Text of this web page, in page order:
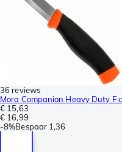
36 reviews
Mora Companion Heavy Duty F
€ 15,63
€ 16,99
-8%Bespaar 1,36